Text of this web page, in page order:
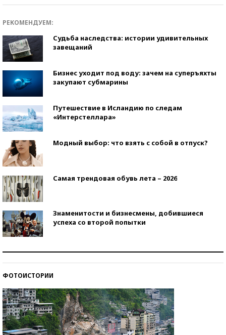
РЕКОМЕНДУЕМ:
Судьба наследства: истории удивительных
завещаний
Бизнес уходит под воду: зачем на суперъяхты
закупают субмарины
Путешествие в Исландию по следам
«Интерстеллара»
Модный выбор: что взять с собой в отпуск?
Самая трендовая обувь лета – 2026
Знаменитости и бизнесмены, добившиеся
успеха со второй попытки
ФОТОИСТОРИИ